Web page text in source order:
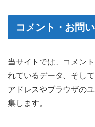
コメント・お問
当サイトでは、コメン
れているデータ、そし
アドレスやブラウザの
集します。